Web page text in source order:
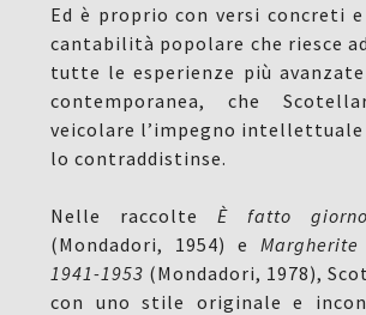
Ed è proprio con versi concreti
cantabilità popolare che riesce
tutte le esperienze più
contemporanea, che
veicolare l’impegno intellettuale
lo contraddistinse.
Nelle raccolte È fatto
(Mondadori, 1954) e
1941-1953 (Mondadori, 1978),
con uno stile originale e